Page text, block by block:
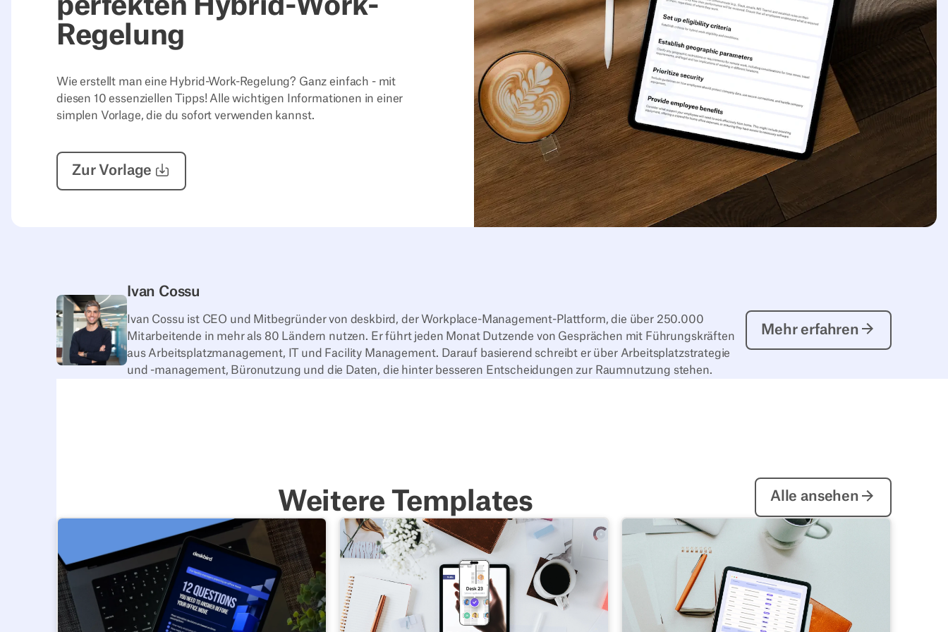
perfekten Hybrid-Work-
Regelung
Wie erstellt man eine Hybrid-Work-Regelung? Ganz einfach - mit
diesen 10 essenziellen Tipps! Alle wichtigen Informationen in einer
simplen Vorlage, die du sofort verwenden kannst.
Zur Vorlage
Ivan Cossu
Ivan Cossu ist CEO und Mitbegründer von deskbird, der Workplace-Management-Plattform, die über 250.000
Mitarbeitende in mehr als 80 Ländern nutzen. Er führt jeden Monat Dutzende von Gesprächen mit Führungskräften
aus Arbeitsplatzmanagement, IT und Facility Management. Darauf basierend schreibt er über Arbeitsplatzstrategie
und -management, Büronutzung und die Daten, die hinter besseren Entscheidungen zur Raumnutzung stehen.
Mehr erfahren
Mehr erfahren
Weitere Templates
Alle ansehen
Alle ansehen
12 Fragen, die du vor deinem Büroumzug beantworten solltestLeitfaden: 7 Argumente, um deinen Betriebsrat von deskbird zu überzeugenDesk Booking und Workplace Management Software -